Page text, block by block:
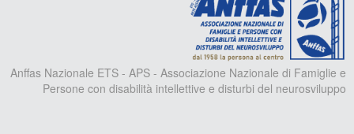
Anffas Nazionale ETS - APS - Associazione Nazionale di Famiglie e
Persone con disabilità intellettive e disturbi del neurosviluppo